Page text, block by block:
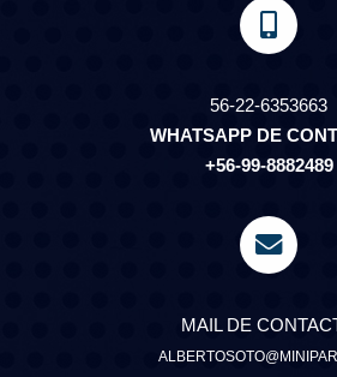
56-22-6353663
WHATSAPP DE
+56-99-8882489
MAIL DE